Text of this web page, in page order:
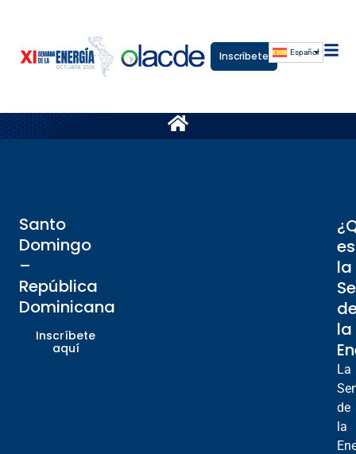
Inscríbete Español
Santo
Domingo
–
República
Dominicana
Inscríbete
aquí
es
la
la
La
de
la